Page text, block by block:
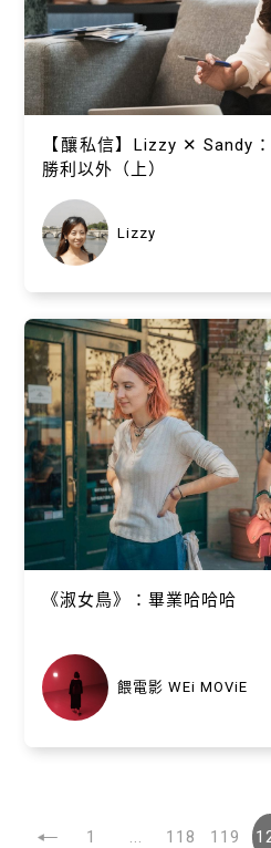
【​釀私信】Lizzy ✕ Sandy
勝利以外（上）
Lizzy
《淑女鳥》：畢業哈哈哈
餵電影 WEi MOViE
1 ... 118 119